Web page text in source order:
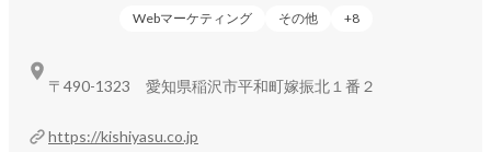
Webマーケティング その他 +8
https://kishiyasu.co.jp
〒490-1323 愛知県稲沢市平和町嫁振北１番２